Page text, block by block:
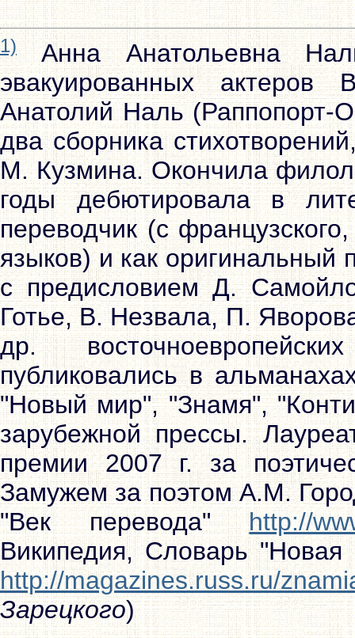
1)Анна Анатольевна
эвакуированных актеров
Анатолий Наль (Раппопорт-
два сборника
М. Кузмина. Окончила
годы дебютировала в
переводчик (с
языков) и как оригинальный
с предисловием Д.
Готье, В. Незвала, П.
др.
публиковались в
"Новый мир", "Знамя",
зарубежной прессы.
премии 2007 г. за
Замужем за поэтом А.М.
"Век перевода"http://
Википедия, Словарь
http://magazines.russ.ru/
Зарецкого)